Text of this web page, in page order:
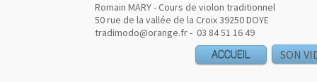
SON
Romain MARY - Cours de violon traditionnel
50 rue de la vallée de la Croix 39250 DOYE
tradimodo@orange.fr - 03 84 51 16 49
ACCUEIL